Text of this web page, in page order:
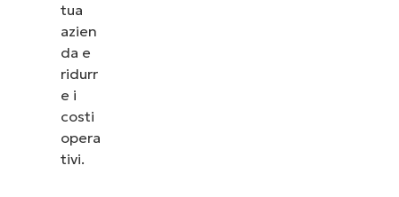
tua
azien
da e
ridurr
e i
costi
opera
tivi.